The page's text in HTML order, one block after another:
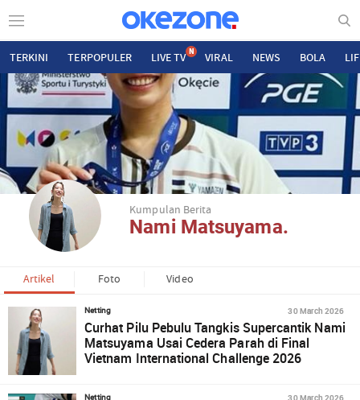
TERKINI TERPOPULER LIVE TV N VIRAL NEWS BOLA
Kumpulan Berita
Nami Matsuyama.
Artikel Foto Video
Netting 30 March 2026
Curhat Pilu Pebulu Tangkis Supercantik Nami
Matsuyama Usai Cedera Parah di Final
Vietnam International Challenge 2026
Netting 30 March 2026